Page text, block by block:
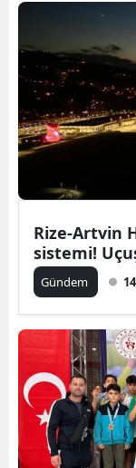
Rize-Artvin
sistemi!
Gündem